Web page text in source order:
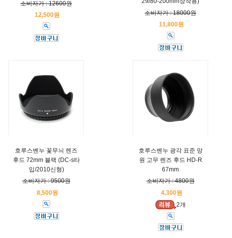
소비자가 : 12600원
12,500원
소비자가 : 18000원
11,800원
호루스벤누 꽃무늬 렌즈
후드 72mm 블랙 (DC-s타
입/2010신형)
소비자가 : 9500원
8,500원
호루스벤누 광각 표준 망
원 고무 렌즈 후드 HD-R
67mm
소비자가 : 4800원
4,300원
2개